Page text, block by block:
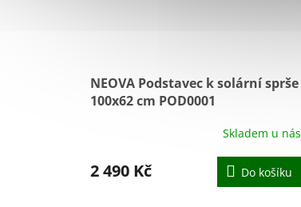
NEOVA Podstavec k solární sprše
100x62 cm POD0001
Skladem u nás
2 490 Kč Do košíku